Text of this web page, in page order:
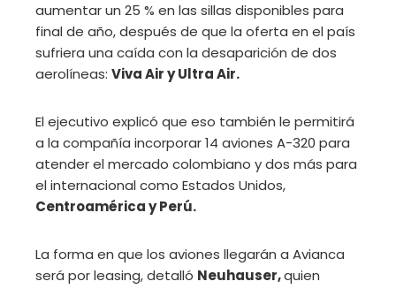
aumentar un 25 % en las sillas disponibles para
final de año, después de que la oferta en el país
sufriera una caída con la desaparición de dos
aerolíneas: Viva Air y Ultra Air.
El ejecutivo explicó que eso también le permitirá
a la compañía incorporar 14 aviones A-320 para
atender el mercado colombiano y dos más para
el internacional como Estados Unidos,
Centroamérica y Perú.
La forma en que los aviones llegarán a Avianca
será por leasing, detalló Neuhauser,quien